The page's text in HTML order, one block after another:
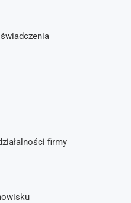
firmy